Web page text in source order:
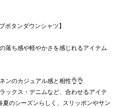
ボタンダウンシャツ】
落ち感や軽やかさを感じれるアイテム
ンのカジュアル感と相性👌👌
ックス・デニムなど、合わせるアイテ
のシーズンらしく、スリッポンやサン